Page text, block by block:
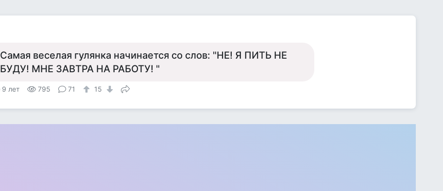
Самая веселая гулянка начинается со слов: "НЕ! Я ПИТЬ НЕ
БУДУ! МНЕ ЗАВТРА НА РАБОТУ! "
9 лет 795 71 15